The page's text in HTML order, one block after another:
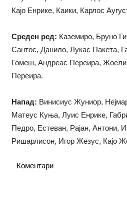
Кајо Енрике, Каики, Карлос
Среден ред: Каземиро, Бруно
Сантос, Данило, Лукас Пакета,
Гомеш, Андреас Переира,
Переира.
Напад: Винисиус Жуниор,
Матеус Куња, Луис Енрике,
Педро, Естеван, Рајан, Антони,
Ришарлисон, Игор Жезус, Кајо
Коментари